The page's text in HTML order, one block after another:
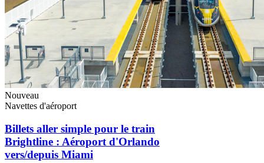
Nouveau
Navettes d'aéroport
Billets aller simple pour le train
Brightline : Aéroport d'Orlando
vers/depuis Miami